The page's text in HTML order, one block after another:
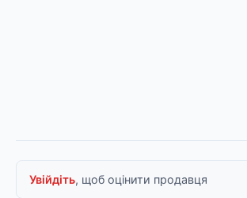
Увійдіть, щоб оцінити продавця